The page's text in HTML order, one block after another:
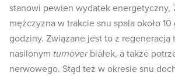
stanowi pewien wydatek energetyczny,
mężczyzna w trakcie snu spala około
godziny. Związane jest to z regeneracją
nasilonym turnover białek, a także
nerwowego. Stąd też w okresie snu